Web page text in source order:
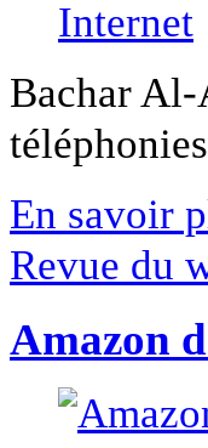
Bachar Al-
En savoir
Revue du
Amazon